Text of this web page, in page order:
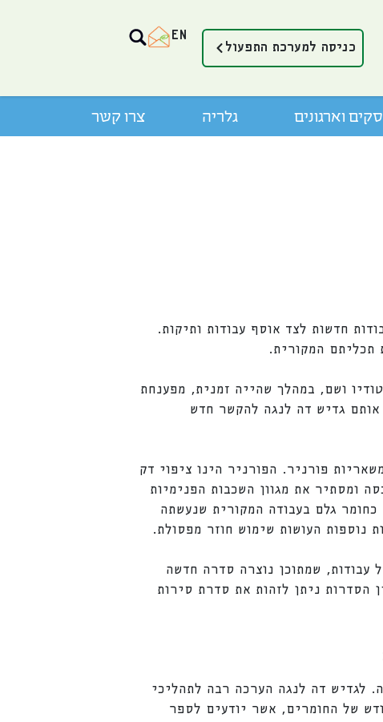
כניסה למערכת התפעול
EN
וארגונים גלריה צרו קשר
חדשות לצד אוסף עבודות ותיקות.
תכליתם המקורית.
ושם, במהלך שהייה זמנית, מפענחת
גדיש דה לנגה להקשר חדש
פורניר. הפורניר הינו ציפוי דק
ומסתיר את מגוון השכבות הפנימיות
גלם בעבודה המקורית שנעשתה
נוספות העושות שימוש חוזר מפסולת.
עבודות, שמתוכן נוצרה סדרה חדשה
הסדרות ניתן לזהות את סדרת סירות
לגדיש דה לנגה הערכה רבה לתהליכי
של החומרים, אשר יודעים לספר